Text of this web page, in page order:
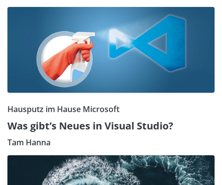
Hausputz im Hause Microsoft
Was gibt’s Neues in Visual Studio?
Tam Hanna